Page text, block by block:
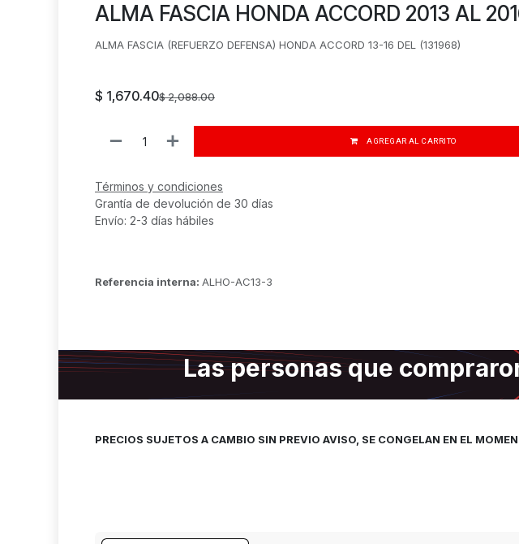
ALMA FASCIA HONDA ACCORD 2013 AL
ALMA FASCIA (REFUERZO DEFENSA) HONDA ACCORD 13-16 DEL (131968)
$ 1,670.40$2,088.00
AGREGAR AL CARRITO
Términos y condiciones
Grantía de devolución de 30 días
Envío: 2-3 días hábiles
Referencia interna: ALHO-AC13-3
Las personas que
PRECIOS SUJETOS A CAMBIO SIN PREVIO AVISO, SE CONGELAN EN EL